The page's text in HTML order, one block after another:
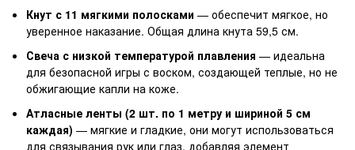
Кнут с 11 мягкими полосками — обеспечит мягкое, но
уверенное наказание. Общая длина кнута 59,5 см.
Свеча с низкой температурой плавления — идеальна
для безопасной игры с воском, создающей теплые, но не
обжигающие капли на коже.
Атласные ленты (2 шт. по 1 метру и шириной 5 см
каждая) — мягкие и гладкие, они могут использоваться
для связывания рук или глаз, добавляя элемент